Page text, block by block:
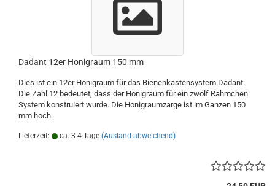
Dadant 12er Honigraum 150 mm
Dies ist ein 12er Honigraum für das Bienenkastensystem Dadant.
Die Zahl 12 bedeutet, dass der Honigraum für ein zwölf Rähmchen
System konstruiert wurde. Die Honigraumzarge ist im Ganzen 150
mm hoch.
Lieferzeit: ca. 3-4 Tage (Ausland abweichend)